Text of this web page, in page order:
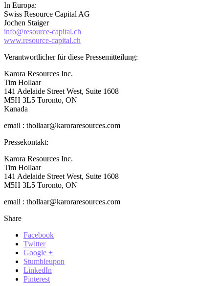
In Europa:
Swiss Resource Capital AG
Jochen Staiger
info@resource-capital.ch
www.resource-capital.ch
Verantwortlicher für diese Pressemitteilung:
Karora Resources Inc.
Tim Hollaar
141 Adelaide Street West, Suite 1608
M5H 3L5 Toronto, ON
Kanada
email : thollaar@karoraresources.com
Pressekontakt:
Karora Resources Inc.
Tim Hollaar
141 Adelaide Street West, Suite 1608
M5H 3L5 Toronto, ON
email : thollaar@karoraresources.com
Share
Facebook
Twitter
Google +
Stumbleupon
LinkedIn
Pinterest